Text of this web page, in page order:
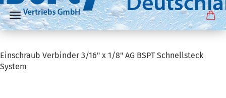
Einschraub Verbinder 3/16" x 1/8" AG BSPT Schnellsteck
System